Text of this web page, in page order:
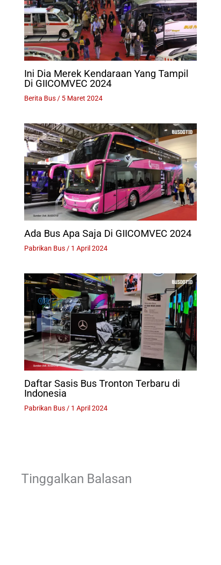
Ini Dia Merek Kendaraan Yang Tampil
Di GIICOMVEC 2024
Berita Bus/ 5 Maret 2024
Ada Bus Apa Saja Di GIICOMVEC 2024
Pabrikan Bus/ 1 April 2024
Daftar Sasis Bus Tronton Terbaru di
Indonesia
Pabrikan Bus/ 1 April 2024
Tinggalkan Balasan